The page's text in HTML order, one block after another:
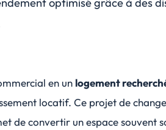
en un logement
locatif. Ce projet de
de convertir un espace souvent